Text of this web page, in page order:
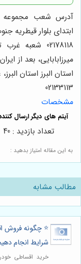
آدرس شعب مجموعه
02178118
02133113
مشخصات
به این مقاله امتیاز بدهید :
تعداد بازدید : 40
مطالب مشابه
⭐️ چگونه فروش
شرایط انجام
خرید اقساطی